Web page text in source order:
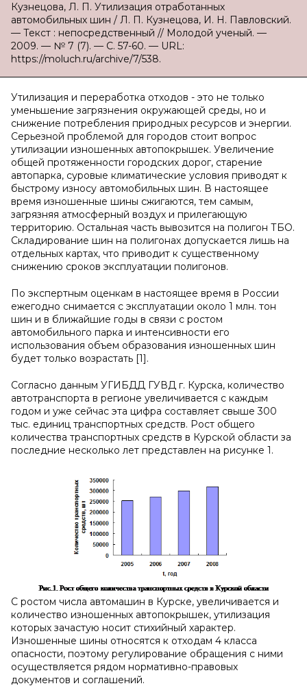
Кузнецова, Л. П. Утилизация отработанных
автомобильных шин / Л. П. Кузнецова, И. Н. Павловский.
— Текст : непосредственный // Молодой ученый. —
2009. — № 7 (7). — С. 57-60. — URL:
https://moluch.ru/archive/7/538.
Утилизация и переработка отходов - это не только
уменьшение загрязнения окружающей среды, но и
снижение потребления природных ресурсов и энергии.
Серьезной проблемой для городов стоит вопрос
утилизации изношенных автопокрышек. Увеличение
общей протяженности городских дорог, старение
автопарка, суровые климатические условия приводят к
быстрому износу автомобильных шин. В настоящее
время изношенные шины сжигаются, тем самым,
загрязняя атмосферный воздух и прилегающую
территорию. Остальная часть вывозится на полигон ТБО.
Складирование шин на полигонах допускается лишь на
отдельных картах, что приводит к существенному
снижению сроков эксплуатации полигонов.
По экспертным оценкам в настоящее время в России
ежегодно снимается с эксплуатации около 1 млн. тон
шин и в ближайшие годы в связи с ростом
автомобильного парка и интенсивности его
использования объем образования изношенных шин
будет только возрастать [1].
Согласно данным УГИБДД ГУВД г. Курска, количество
автотранспорта в регионе увеличивается с каждым
годом и уже сейчас эта цифра составляет свыше 300
тыс. единиц транспортных средств. Рост общего
количества транспортных средств в Курской области за
последние несколько лет представлен на рисунке 1.
С ростом числа автомашин в Курске, увеличивается и
количество изношенных автопокрышек, утилизация
которых зачастую носит стихийный характер.
Изношенные шины относятся к отходам 4 класса
опасности, поэтому регулирование обращения с ними
осуществляется рядом нормативно-правовых
документов и соглашений.